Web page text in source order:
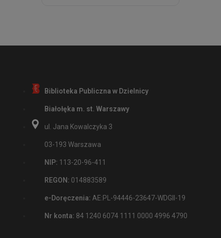
Biblioteka Publiczna w Dzielnicy
Białołęka m. st. Warszawy
ul. Jana Kowalczyka 3
03-193 Warszawa
NIP: 113-20-96-411
REGON: 014883589
e-Doręczenia: AE:PL-94446-23647-WDGII-19
Nr konta: 84 1240 6074 1111 0000 4996 4790